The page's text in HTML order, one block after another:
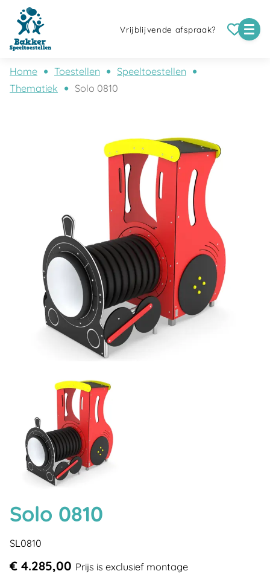
Vrijblijvende afspraak?
Home Toestellen
Speeltoestellen
Thematiek
Solo 0810
Solo 0810
SL0810
€ 4.285,00 Prijs is exclusief montage